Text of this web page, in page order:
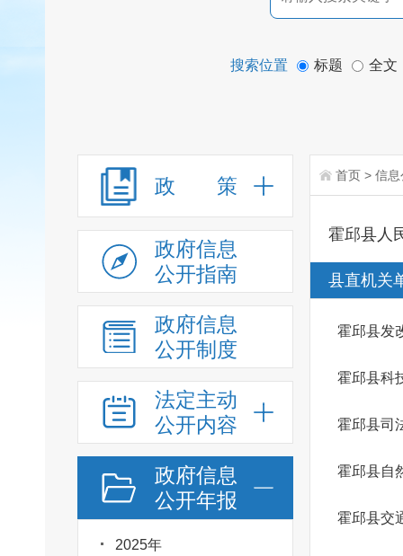
搜索位置 标题 全文
政 策
政府信息
公开指南
政府信息
公开制度
法定主动
公开内容
政府信息
公开年报
2025年
首页 > 信息
霍邱县人
县直机关
霍邱县发
霍邱县科
霍邱县司
霍邱县自
霍邱县交